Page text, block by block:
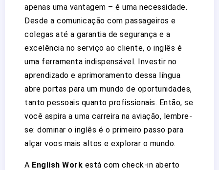
apenas uma vantagem – é uma necessidade.
Desde a comunicação com passageiros e
colegas até a garantia de segurança e a
excelência no serviço ao cliente, o inglês é
uma ferramenta indispensável. Investir no
aprendizado e aprimoramento dessa língua
abre portas para um mundo de oportunidades,
tanto pessoais quanto profissionais. Então, se
você aspira a uma carreira na aviação, lembre-
se: dominar o inglês é o primeiro passo para
alçar voos mais altos e explorar o mundo.
A English Work está com check-in aberto